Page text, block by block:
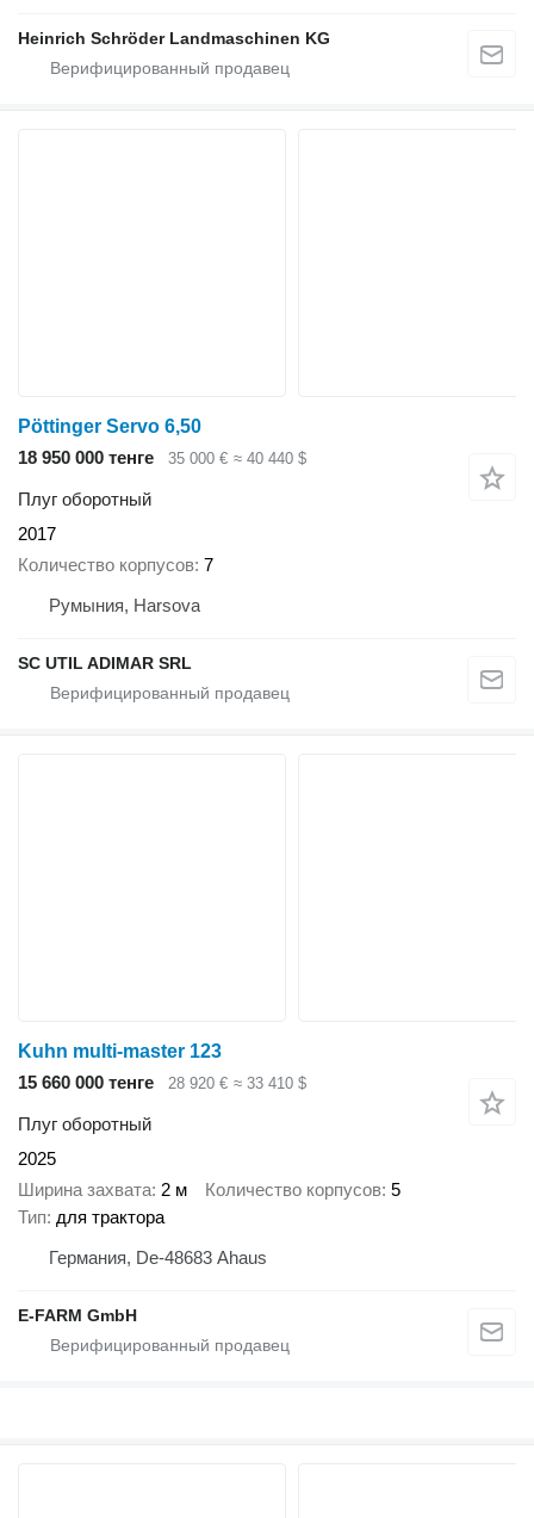
Heinrich Schröder Landmaschinen KG
Pöttinger Servo 6,50
18 950 000 тенге
35 000 € ≈ 40 440 $
Плуг оборотный
2017
Количество корпусов 7
Румыния, Harsova
SC UTIL ADIMAR SRL
Kuhn multi-master 123
15 660 000 тенге
28 920 € ≈ 33 410 $
Плуг оборотный
2025
Ширина захвата 2 м Количество корпусов 5
Тип для трактора
Германия, De-48683 Ahaus
E-FARM GmbH